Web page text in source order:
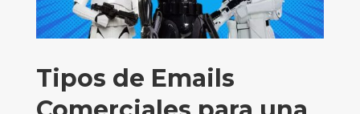
Tipos de Emails